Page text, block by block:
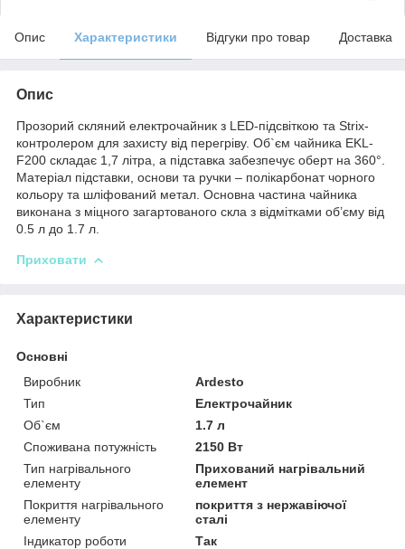
Опис Характеристики Відгуки про товар Доставка
Опис
Прозорий скляний електрочайник з LED-підсвіткою та Strix-
контролером для захисту від перегріву. Об`єм чайника EKL-
F200 складає 1,7 літра, а підставка забезпечує оберт на 360°.
Матеріал підставки, основи та ручки – полікарбонат чорного
кольору та шліфований метал. Основна частина чайника
виконана з міцного загартованого скла з відмітками об’єму від
0.5 л до 1.7 л.
Приховати
Характеристики
Основні
Виробник
Ardesto
Тип
Електрочайник
Об`єм
1.7 л
Споживана потужність
2150 Вт
Тип нагрівального
елементу
Прихований нагрівальний
елемент
Покриття нагрівального
елементу
покриття з нержавіючої
сталі
Індикатор роботи
Так